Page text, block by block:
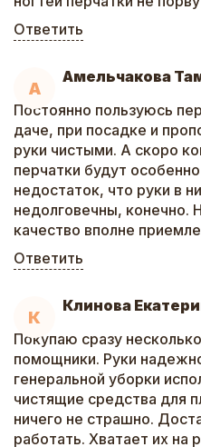
Ответить
А
Амельчакова
Постоянно пользуюсь
даче, при посадке и
руки чистыми. А скоро
перчатки будут
недостаток, что руки в
недолговечны, конечно.
качество вполне
Ответить
К
Клинова
Покупаю сразу
помощники. Руки
генеральной уборки
чистящие средства для
ничего не страшно.
работать. Хватает их на